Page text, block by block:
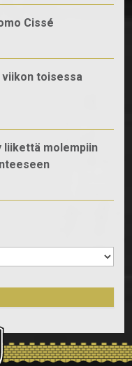
Cissé
viikon toisessa
liikettä molempiin